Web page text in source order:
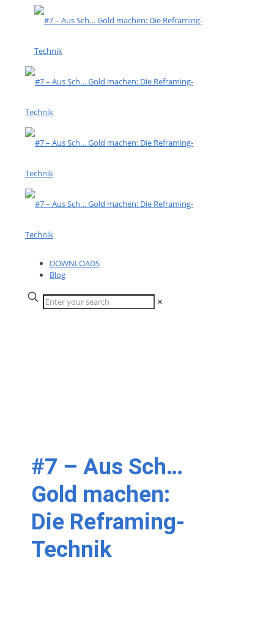
DOWNLOADS
Blog
✕
#7 – Aus Sch…
Gold machen:
Die Reframing-
Technik